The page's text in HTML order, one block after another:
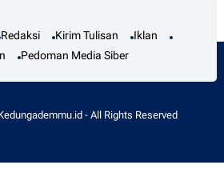
Redaksi Kirim Tulisan
Iklan
Pedoman Media Siber
- All Rights Reserved